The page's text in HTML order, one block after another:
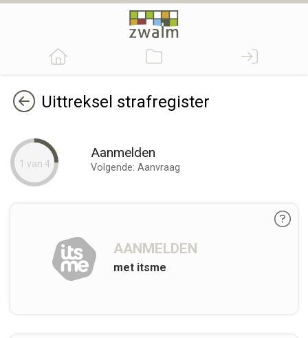
Terug Uittreksel strafregister
1 van 4
Aanmelden
Volgende: Aanvraag
AANMELDEN
met itsme